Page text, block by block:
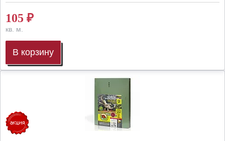
105 ₽
кв. м.
В корзину